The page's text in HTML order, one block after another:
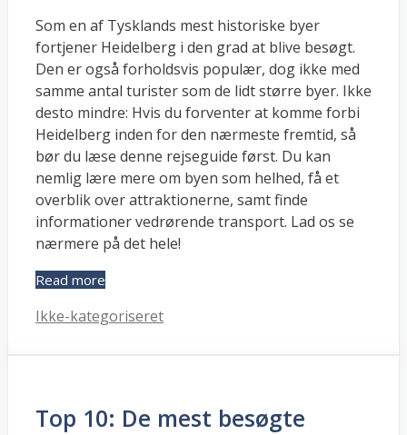
Som en af Tysklands mest historiske byer
fortjener Heidelberg i den grad at blive besøgt.
Den er også forholdsvis populær, dog ikke med
samme antal turister som de lidt større byer. Ikke
desto mindre: Hvis du forventer at komme forbi
Heidelberg inden for den nærmeste fremtid, så
bør du læse denne rejseguide først. Du kan
nemlig lære mere om byen som helhed, få et
overblik over attraktionerne, samt finde
informationer vedrørende transport. Lad os se
nærmere på det hele!
Read more
Kategorier
Ikke-kategoriseret
Top 10: De mest besøgte